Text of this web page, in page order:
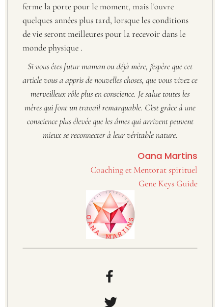
ferme la porte pour le moment, mais l'ouvre
quelques années plus tard, lorsque les conditions
de vie seront meilleures pour la recevoir dans le
monde physique .
Si vous êtes futur maman ou déjà mère, j'espère que cet
article vous a appris de nouvelles choses, que vous vivez ce
merveilleux rôle plus en conscience. Je salue toutes les
mères qui font un travail remarquable. C'est grâce à une
conscience plus élevée que les âmes qui arrivent peuvent
mieux se reconnecter à leur véritable nature.
Oana Martins
Coaching et Mentorat spirituel
Gene Keys Guide